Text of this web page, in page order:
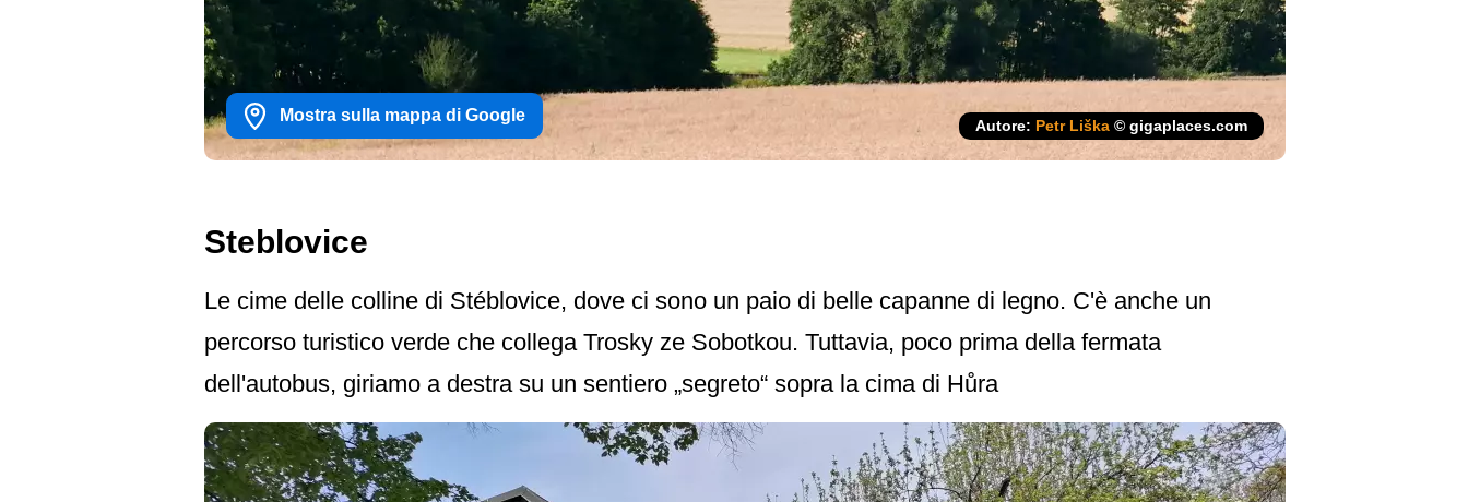
Mostra sulla mappa di Google
Autore: Petr Liška © gigaplaces.com
Steblovice
Le cime delle colline di Stéblovice, dove ci sono un paio di belle capanne di legno. C'è anche un
percorso turistico verde che collega Trosky ze Sobotkou. Tuttavia, poco prima della fermata
dell'autobus, giriamo a destra su un sentiero „segreto“ sopra la cima di Hůra